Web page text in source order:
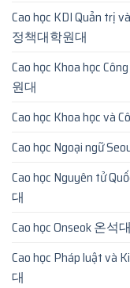
Cao học KDI Quản trị
정책대학원대
Cao học Khoa học
원대
Cao học Khoa học và
Cao học Ngoại ngữ
Cao học Nguyên tử
대
Cao học Onseok 온석
Cao học Pháp luật và
대